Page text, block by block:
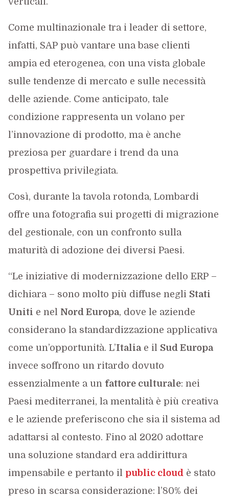
Come multinazionale tra i leader di settore,
infatti, SAP può vantare una base clienti
ampia ed eterogenea, con una vista globale
sulle tendenze di mercato e sulle necessità
delle aziende. Come anticipato, tale
condizione rappresenta un volano per
l’innovazione di prodotto, ma è anche
preziosa per guardare i trend da una
prospettiva privilegiata.
Così, durante la tavola rotonda, Lombardi
offre una fotografia sui progetti di migrazione
del gestionale, con un confronto sulla
maturità di adozione dei diversi Paesi.
“Le iniziative di modernizzazione dello ERP –
dichiara – sono molto più diffuse negli Stati
Uniti e nel Nord Europa, dove le aziende
considerano la standardizzazione applicativa
come un’opportunità. L’Italiae il Sud Europa
invece soffrono un ritardo dovuto
essenzialmente a un fattore culturale: nei
Paesi mediterranei, la mentalità è più creativa
e le aziende preferiscono che sia il sistema ad
adattarsi al contesto. Fino al 2020 adottare
una soluzione standard era addirittura
impensabile e pertanto il public cloudè stato
preso in scarsa considerazione: l’80% dei